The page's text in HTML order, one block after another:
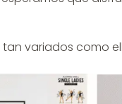
variados como